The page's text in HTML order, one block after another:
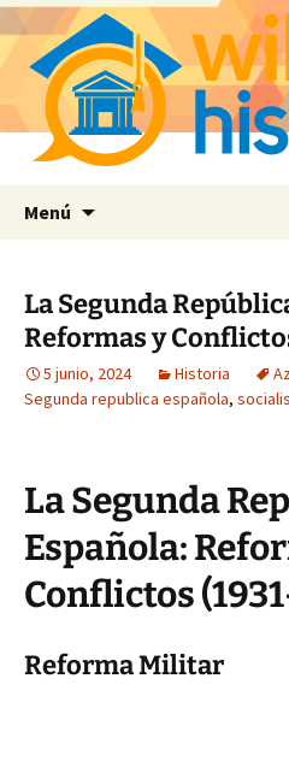
Menú
La Segunda
Reformas y
5 junio, 2024 Historia
Segunda republica española,
La Segunda
Española:
Conflictos
Reforma Militar